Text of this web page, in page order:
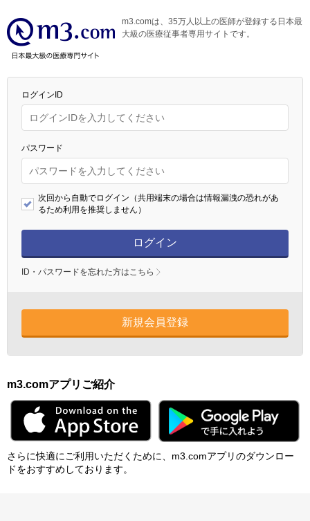
m3.comは、35万人以上の医師が登録する日本最
大級の医療従事者専用サイトです。
ログインID
パスワード
次回から自動でログイン（共用端末の場合は情報漏洩の恐れがあ
るため利用を推奨しません）
ログイン
ID・パスワードを忘れた方はこちら
新規会員登録
m3.comアプリご紹介
さらに快適にご利⽤いただくために、m3.comアプリのダウンロー
ドをおすすめしております。